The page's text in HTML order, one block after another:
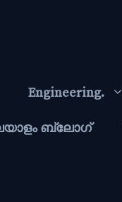
Engineering.
ബ്ലോഗ്‌